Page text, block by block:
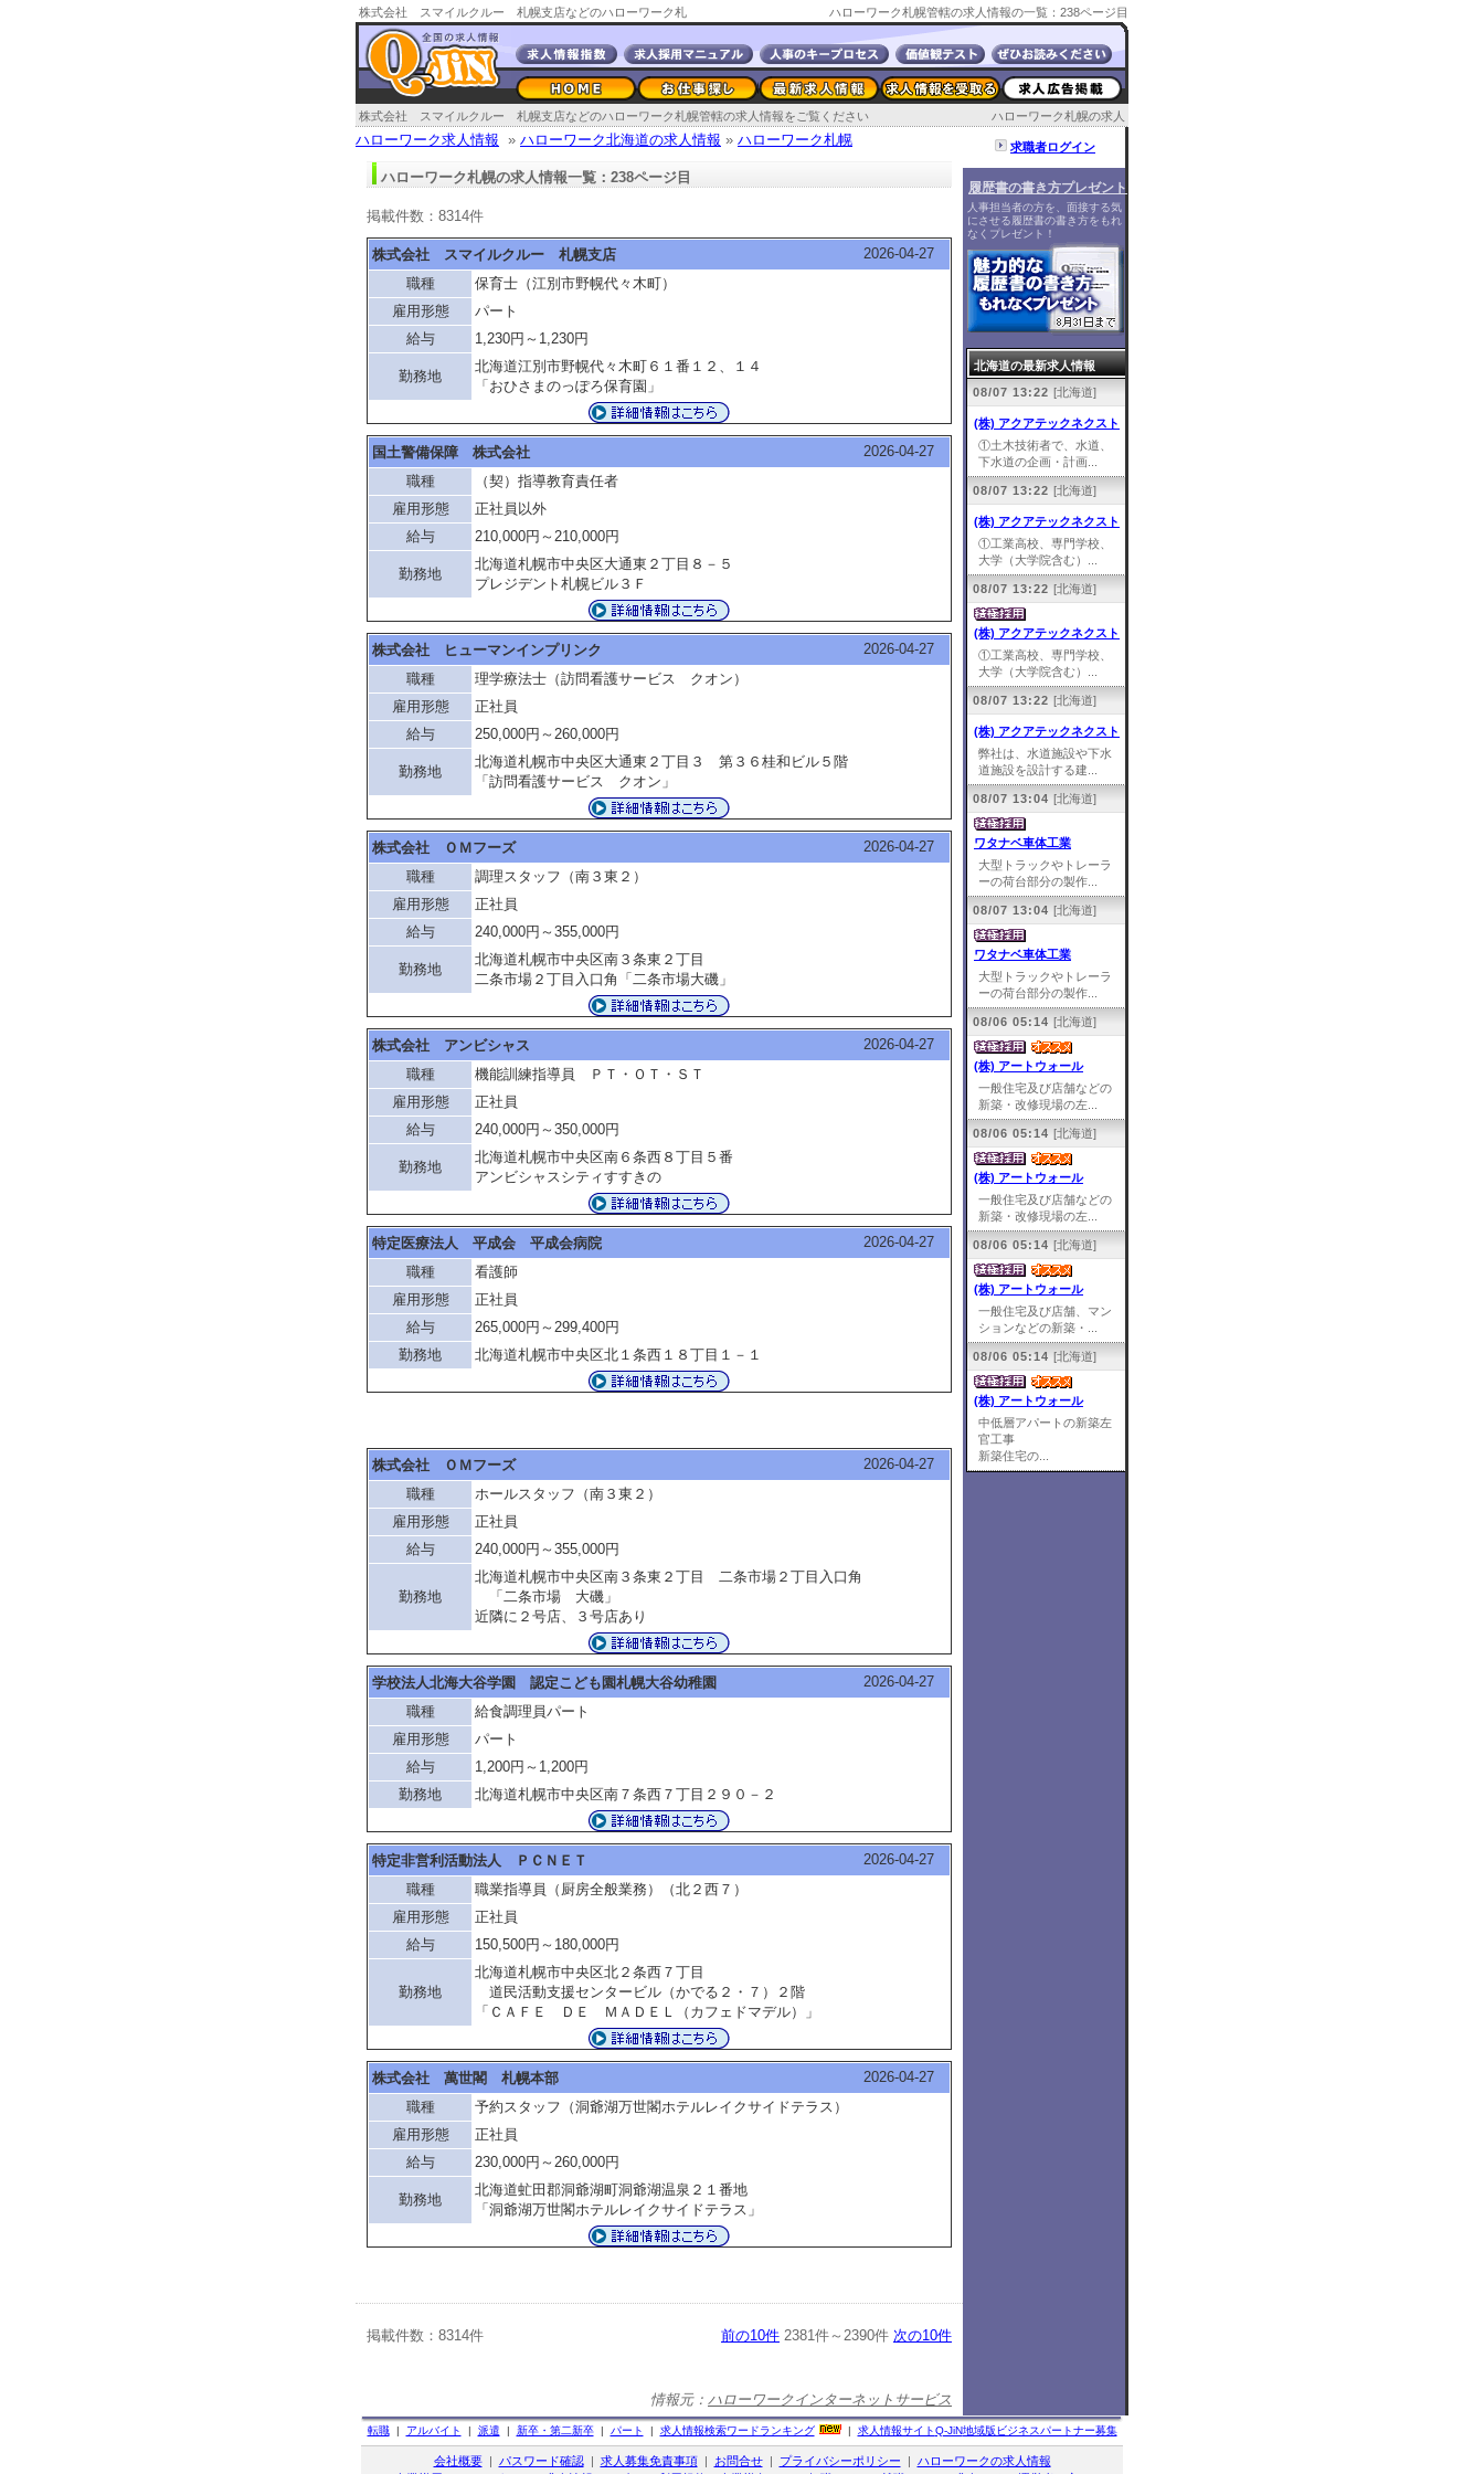
株式会社 スマイルクルー 札幌支店などのハローワーク札
幌求人情報
ハローワーク札幌管轄の求人情報の一覧：238ページ目
ハローワーク札幌の求人
株式会社 スマイルクルー 札幌支店などのハローワーク札幌管轄の求人情報をご覧ください
ハローワーク求人情報 » ハローワーク北海道の求人情報 » ハローワーク札幌
ハローワーク札幌の求人情報一覧：238ページ目
掲載件数：8314件
株式会社 スマイルクルー 札幌支店
2026-04-27
職種
保育士（江別市野幌代々木町）
雇用形態
パート
給与
1,230円～1,230円
勤務地
北海道江別市野幌代々木町６１番１２、１４
「おひさまのっぽろ保育園」
国土警備保障 株式会社
2026-04-27
職種
（契）指導教育責任者
雇用形態
正社員以外
給与
210,000円～210,000円
勤務地
北海道札幌市中央区大通東２丁目８－５
プレジデント札幌ビル３Ｆ
株式会社 ヒューマンインプリンク
2026-04-27
職種
理学療法士（訪問看護サービス クオン）
雇用形態
正社員
給与
250,000円～260,000円
勤務地
北海道札幌市中央区大通東２丁目３ 第３６桂和ビル５階
「訪問看護サービス クオン」
株式会社 ＯＭフーズ
2026-04-27
職種
調理スタッフ（南３東２）
雇用形態
正社員
給与
240,000円～355,000円
勤務地
北海道札幌市中央区南３条東２丁目
二条市場２丁目入口角「二条市場大磯」
株式会社 アンビシャス
2026-04-27
職種
機能訓練指導員 ＰＴ・ＯＴ・ＳＴ
雇用形態
正社員
給与
240,000円～350,000円
勤務地
北海道札幌市中央区南６条西８丁目５番
アンビシャスシティすすきの
特定医療法人 平成会 平成会病院
2026-04-27
職種
看護師
雇用形態
正社員
給与
265,000円～299,400円
勤務地
北海道札幌市中央区北１条西１８丁目１－１
株式会社 ＯＭフーズ
2026-04-27
職種
ホールスタッフ（南３東２）
雇用形態
正社員
給与
240,000円～355,000円
勤務地
北海道札幌市中央区南３条東２丁目 二条市場２丁目入口角
「二条市場 大磯」
近隣に２号店、３号店あり
学校法人北海大谷学園 認定こども園札幌大谷幼稚園
2026-04-27
職種
給食調理員パート
雇用形態
パート
給与
1,200円～1,200円
勤務地
北海道札幌市中央区南７条西７丁目２９０－２
特定非営利活動法人 ＰＣＮＥＴ
2026-04-27
職種
職業指導員（厨房全般業務）（北２西７）
雇用形態
正社員
給与
150,500円～180,000円
勤務地
北海道札幌市中央区北２条西７丁目
道民活動支援センタービル（かでる２・７）２階
「ＣＡＦＥ ＤＥ ＭＡＤＥＬ（カフェドマデル）」
株式会社 萬世閣 札幌本部
2026-04-27
職種
予約スタッフ（洞爺湖万世閣ホテルレイクサイドテラス）
雇用形態
正社員
給与
230,000円～260,000円
勤務地
北海道虻田郡洞爺湖町洞爺湖温泉２１番地
「洞爺湖万世閣ホテルレイクサイドテラス」
掲載件数：8314件 前の10件 2381件～2390件 次の10件
情報元： ハローワークインターネットサービス
求職者ログイン
履歴書の書き方プレゼント
人事担当者の方を、面接する気
にさせる履歴書の書き方をもれ
なくプレゼント！
北海道の最新求人情報
08/07 13:22 [北海道]
(株) アクアテックネクスト
①土木技術者で、水道、
下水道の企画・計画...
08/07 13:22 [北海道]
(株) アクアテックネクスト
①工業高校、専門学校、
大学（大学院含む）...
08/07 13:22 [北海道]
(株) アクアテックネクスト
①工業高校、専門学校、
大学（大学院含む）...
08/07 13:22 [北海道]
(株) アクアテックネクスト
弊社は、水道施設や下水
道施設を設計する建...
08/07 13:04 [北海道]
ワタナベ車体工業
大型トラックやトレーラ
ーの荷台部分の製作...
08/07 13:04 [北海道]
ワタナベ車体工業
大型トラックやトレーラ
ーの荷台部分の製作...
08/06 05:14 [北海道]
(株) アートウォール
一般住宅及び店舗などの
新築・改修現場の左...
08/06 05:14 [北海道]
(株) アートウォール
一般住宅及び店舗などの
新築・改修現場の左...
08/06 05:14 [北海道]
(株) アートウォール
一般住宅及び店舗、マン
ションなどの新築・...
08/06 05:14 [北海道]
(株) アートウォール
中低層アパートの新築左
官工事
新築住宅の...
転職| アルバイト | 派遣 | 新卒・第二新卒| パート | 求人情報検索ワードランキング | 求人情報サイトQ-JiN地域版ビジネスパートナー募集
会社概要| パスワード確認| 求人募集免責事項| お問合せ| プライバシーポリシー | ハローワークの求人情報